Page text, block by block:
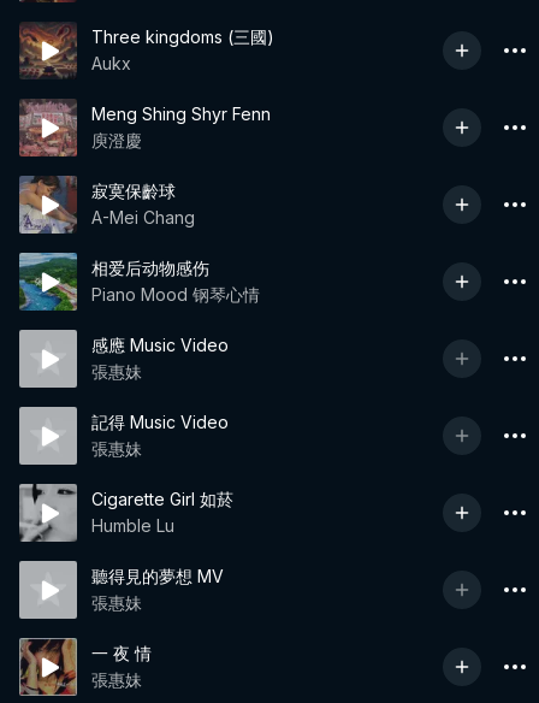
Three kingdoms (三國)
Aukx
Meng Shing Shyr Fenn
庾澄慶
寂寞保齡球
A-Mei Chang
相爱后动物感伤
Piano Mood 钢琴心情
感應 Music Video
張惠妹
記得 Music Video
張惠妹
Cigarette Girl 如菸
Humble Lu
聽得見的夢想 MV
張惠妹
一 夜 情
張惠妹